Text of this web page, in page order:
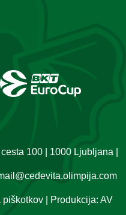
100 | 1000 Ljubljana |
piškotkov| Produkcija: AV